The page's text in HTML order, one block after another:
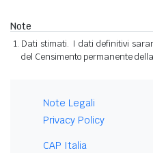
Note
Dati stimati. I dati definitivi
del Censimento permanente
Note Legali
Privacy Policy
CAP Italia